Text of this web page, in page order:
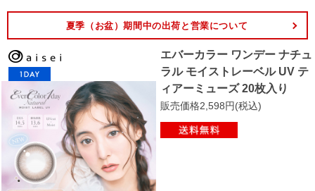
夏季（お盆）期間中の出荷と営業について
エバーカラー ワンデー ナチュ
ラル モイストレーベル UV テ
ィアーミューズ 20枚入り
販売価格2,598円(税込)